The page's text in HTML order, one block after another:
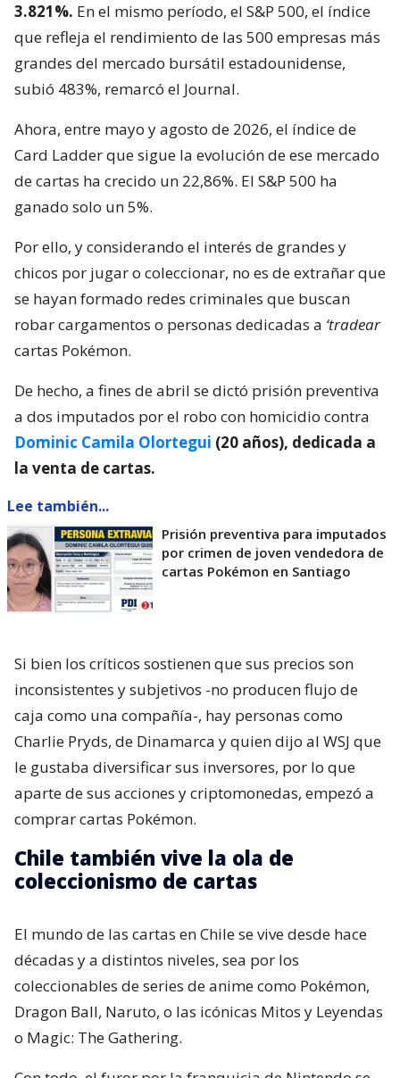
3.821%. En el mismo período, el S&P 500, el índice
que refleja el rendimiento de las 500 empresas más
grandes del mercado bursátil estadounidense,
subió 483%, remarcó el Journal.
Ahora, entre mayo y agosto de 2026, el índice de
Card Ladder que sigue la evolución de ese mercado
de cartas ha crecido un 22,86%. El S&P 500 ha
ganado solo un 5%.
Por ello, y considerando el interés de grandes y
chicos por jugar o coleccionar, no es de extrañar que
se hayan formado redes criminales que buscan
robar cargamentos o personas dedicadas a ‘tradear
cartas Pokémon.
De hecho, a fines de abril se dictó prisión preventiva
a dos imputados por el robo con homicidio contra
Dominic Camila Olortegui (20 años), dedicada a
la venta de cartas.
Lee también...
Prisión preventiva para imputados
por crimen de joven vendedora de
cartas Pokémon en Santiago
Si bien los críticos sostienen que sus precios son
inconsistentes y subjetivos -no producen flujo de
caja como una compañía-, hay personas como
Charlie Pryds, de Dinamarca y quien dijo al WSJ que
le gustaba diversificar sus inversores, por lo que
aparte de sus acciones y criptomonedas, empezó a
comprar cartas Pokémon.
Chile también vive la ola de
coleccionismo de cartas
El mundo de las cartas en Chile se vive desde hace
décadas y a distintos niveles, sea por los
coleccionables de series de anime como Pokémon,
Dragon Ball, Naruto, o las icónicas Mitos y Leyendas
o Magic: The Gathering.